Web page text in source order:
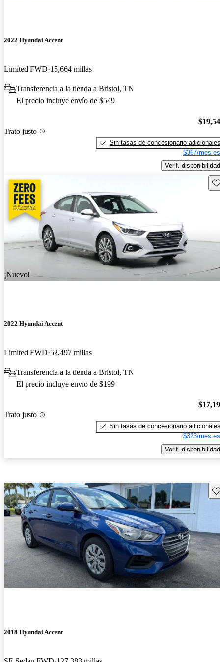
2022 Hyundai Accent
Limited FWD 15,664 millas
Transferencia a la tienda a Bristol, TN
El precio incluye envío de $549
Trato justo
Sin tasas de concesionario adicionales
$367/mes
Verif. disponibilidad
¡Nuevo!
2022 Hyundai Accent
Limited FWD 52,497 millas
Transferencia a la tienda a Bristol, TN
El precio incluye envío de $199
Trato justo
Sin tasas de concesionario adicionales
$323/mes
Verif. disponibilidad
2018 Hyundai Accent